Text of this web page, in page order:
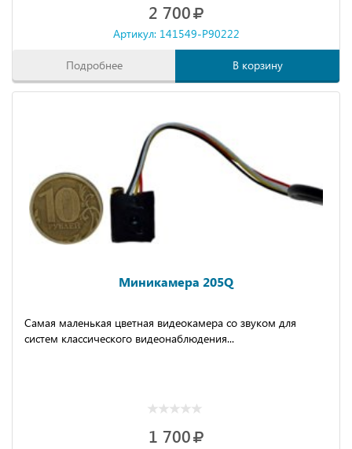
2 700
Артикул: 141549-P90222
Подробнее В корзину
Миникамера 205Q
Самая маленькая цветная видеокамера со звуком для
систем классического видеонаблюдения...
1 700